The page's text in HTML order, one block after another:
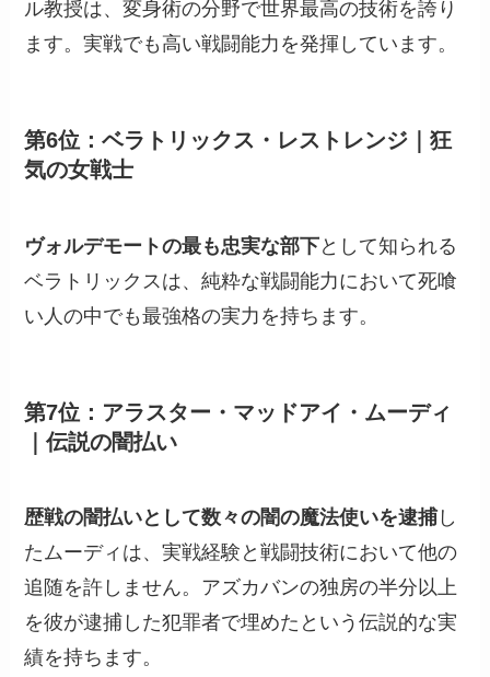
ル教授は、変身術の分野で世界最高の技術を誇り
ます。実戦でも高い戦闘能力を発揮しています。
第6位：ベラトリックス・レストレンジ｜狂
気の女戦士
ヴォルデモートの最も忠実な部下として知られる
ベラトリックスは、純粋な戦闘能力において死喰
い人の中でも最強格の実力を持ちます。
第7位：アラスター・マッドアイ・ムーディ
｜伝説の闇払い
歴戦の闇払いとして数々の闇の魔法使いを逮捕し
たムーディは、実戦経験と戦闘技術において他の
追随を許しません。アズカバンの独房の半分以上
を彼が逮捕した犯罪者で埋めたという伝説的な実
績を持ちます。